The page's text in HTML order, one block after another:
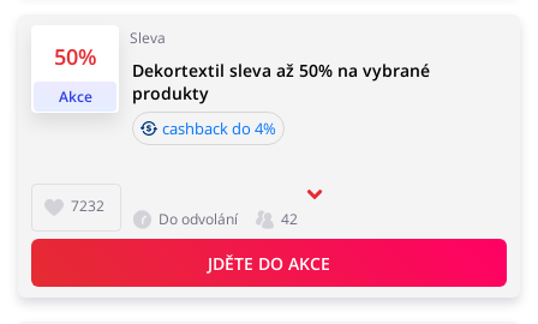
Domácnost a spotřebiče Turistika a cestování
50%
Akce
Sleva
7232
Dekortextil sleva až 50% na vybrané
produkty
cashback do 4%
Do odvolání 42
JDĚTE DO AKCE